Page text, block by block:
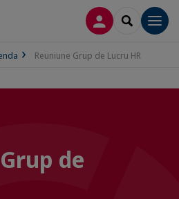
CONECTARE
SEARCH
Reuniune Grup de Lucru HR
de